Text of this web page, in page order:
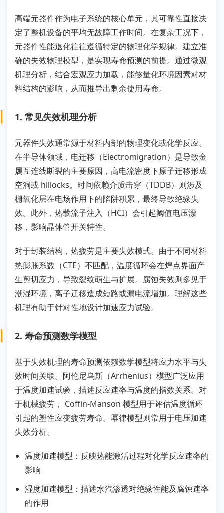
高端元器件作为电子系统的核心单元，其可靠性直接决
定了整机设备的平均无故障工作时间。在复杂工况下，
元器件性能退化往往遵循特定的物理化学规律。建立准
确的失效物理模型，是实现寿命预测的前提。通过微观
机理分析，结合宏观应力加载，能够量化环境因素对材
料结构的影响，从而推导出剩余使用寿命。
1. 常见失效机理分析
元器件失效通常源于材料内部的物理变化或化学反应。
在半导体领域，电迁移（Electromigration）是导致金
属互连线断裂的主要原因，高电流密度下原子迁移形成
空洞或 hillocks。时间依赖介质击穿（TDDB）则涉及
栅氧化层在电场作用下的陷阱积累，最终导致绝缘失
效。此外，热载流子注入（HCI）会引起阈值电压漂
移，影响晶体管开关特性。
对于封装结构，热疲劳是主要失效模式。由于不同材料
热膨胀系数（CTE）不匹配，温度循环会在焊点界面产
生剪切应力，导致裂纹萌生与扩展。腐蚀失效则多见于
潮湿环境，离子迁移造成短路或漏电流增加。理解这些
机理有助于针对性地设计加速应力试验。
2. 寿命预测数学模型
基于失效机理的寿命预测依赖数学模型将应力水平与失
效时间关联。阿伦尼乌斯（Arrhenius）模型广泛应用
于温度加速试验，描述反应速率与温度的指数关系。对
于机械疲劳， Coffin-Manson 模型用于评估温度循环
引起的塑性应变疲劳寿命。幂律模型则常用于电压加速
失效分析。
温度加速模型：反映热能激活过程对化学反应速率的
影响
湿度加速模型：描述水汽渗透对绝缘性能及腐蚀速率
的作用